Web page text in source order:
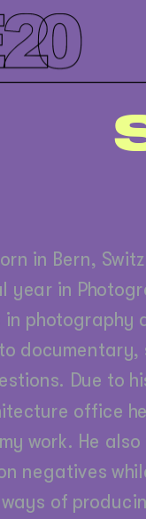
in Bern,
in
in photography
Due to
office
work. He
negatives
of